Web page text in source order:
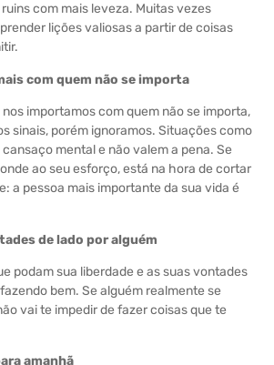
com mais leveza. Muitas vezes
lições valiosas a partir de coisas
com quem não se importa
importamos com quem não se importa,
sinais, porém ignoramos. Situações como
mental e não valem a pena. Se
ao seu esforço, está na hora de cortar
a pessoa mais importante da sua vida é
de lado por alguém
podam sua liberdade e as suas vontades
bem. Se alguém realmente se
vai te impedir de fazer coisas que te
amanhã